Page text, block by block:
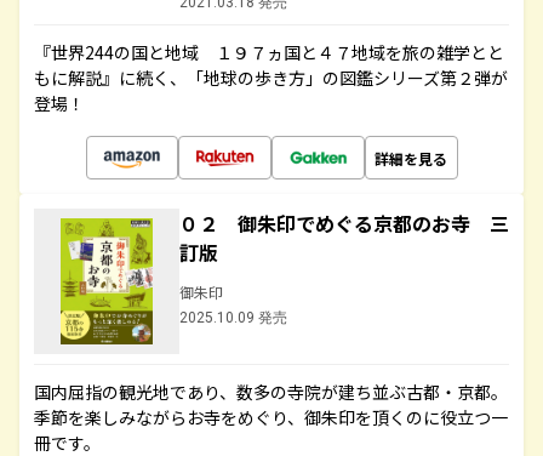
『世界244の国と地域 １９７ヵ国と４７地域を旅の雑学とと
もに解説』に続く、「地球の歩き方」の図鑑シリーズ第２弾が
登場！
詳細を見る
０２ 御朱印でめぐる京都のお寺 三
訂版
御朱印
2025.10.09 発売
国内屈指の観光地であり、数多の寺院が建ち並ぶ古都・京都。
季節を楽しみながらお寺をめぐり、御朱印を頂くのに役立つ一
冊です。